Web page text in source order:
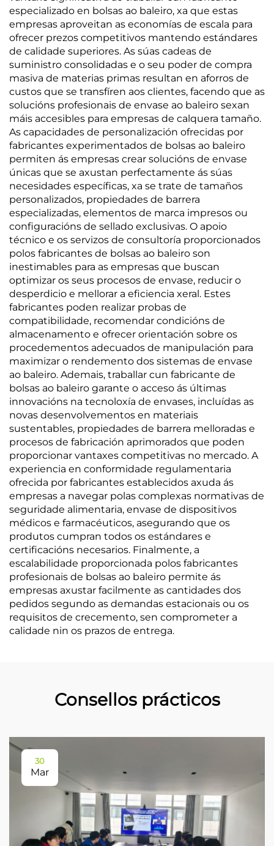
especializado en bolsas ao baleiro, xa que estas
empresas aproveitan as economías de escala para
ofrecer prezos competitivos mantendo estándares
de calidade superiores. As súas cadeas de
suministro consolidadas e o seu poder de compra
masiva de materias primas resultan en aforros de
custos que se transfíren aos clientes, facendo que as
solucións profesionais de envase ao baleiro sexan
máis accesibles para empresas de calquera tamaño.
As capacidades de personalización ofrecidas por
fabricantes experimentados de bolsas ao baleiro
permiten ás empresas crear solucións de envase
únicas que se axustan perfectamente ás súas
necesidades específicas, xa se trate de tamaños
personalizados, propiedades de barrera
especializadas, elementos de marca impresos ou
configuracións de sellado exclusivas. O apoio
técnico e os servizos de consultoría proporcionados
polos fabricantes de bolsas ao baleiro son
inestimables para as empresas que buscan
optimizar os seus procesos de envase, reducir o
desperdicio e mellorar a eficiencia xeral. Estes
fabricantes poden realizar probas de
compatibilidade, recomendar condicións de
almacenamento e ofrecer orientación sobre os
procedementos adecuados de manipulación para
maximizar o rendemento dos sistemas de envase
ao baleiro. Ademais, traballar cun fabricante de
bolsas ao baleiro garante o acceso ás últimas
innovacións na tecnoloxía de envases, incluídas as
novas desenvolvementos en materiais
sustentables, propiedades de barrera melloradas e
procesos de fabricación aprimorados que poden
proporcionar vantaxes competitivas no mercado. A
experiencia en conformidade regulamentaria
ofrecida por fabricantes establecidos axuda ás
empresas a navegar polas complexas normativas de
seguridade alimentaria, envase de dispositivos
médicos e farmacéuticos, asegurando que os
produtos cumpran todos os estándares e
certificacións necesarios. Finalmente, a
escalabilidade proporcionada polos fabricantes
profesionais de bolsas ao baleiro permite ás
empresas axustar facilmente as cantidades dos
pedidos segundo as demandas estacionais ou os
requisitos de crecemento, sen comprometer a
calidade nin os prazos de entrega.
Consellos prácticos
30
Mar